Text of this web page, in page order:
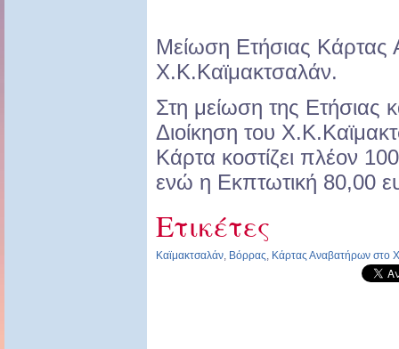
Μείωση Ετήσιας Κάρτας
Χ.Κ.Καϊμακτσαλάν.
Στη μείωση της Ετήσιας
Διοίκηση του
Κάρτα κοστίζει πλέον
ενώ η Εκπτωτική 80,00
Ετικέτες
Καϊμακτσαλάν, Βόρρας, Κάρτας Αναβατήρων στο